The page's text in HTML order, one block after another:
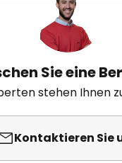
Sie eine
stehen Ihnen
Kontaktieren Sie